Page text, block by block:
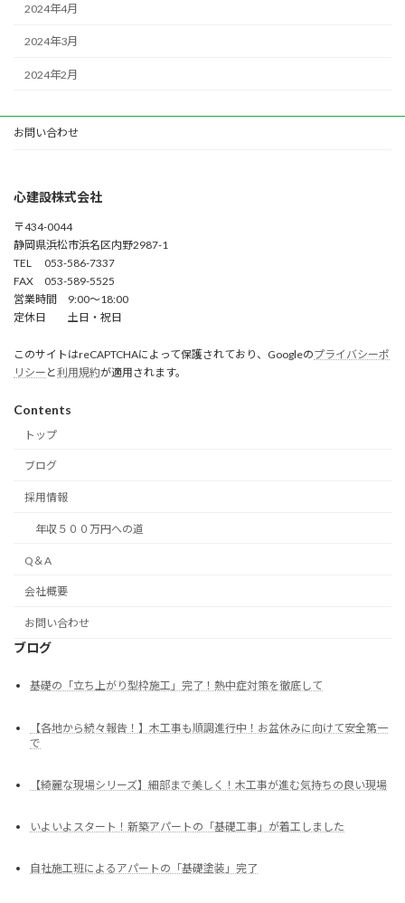
2024年4月
2024年3月
2024年2月
お問い合わせ
心建設株式会社
〒434-0044
静岡県浜松市浜名区内野2987-1
TEL 053-586-7337
FAX 053-589-5525
営業時間 9:00～18:00
定休日 土日・祝日
このサイトはreCAPTCHAによって保護されており、Googleのプライバシーポ
リシー と利用規約が適用されます。
Contents
トップ
ブログ
採用情報
年収５００万円への道
Q＆A
会社概要
お問い合わせ
ブログ
基礎の「立ち上がり型枠施工」完了！熱中症対策を徹底して
【各地から続々報告！】木工事も順調進行中！お盆休みに向けて安全第一
で
【綺麗な現場シリーズ】細部まで美しく！木工事が進む気持ちの良い現場
いよいよスタート！新築アパートの「基礎工事」が着工しました
自社施工班によるアパートの「基礎塗装」完了